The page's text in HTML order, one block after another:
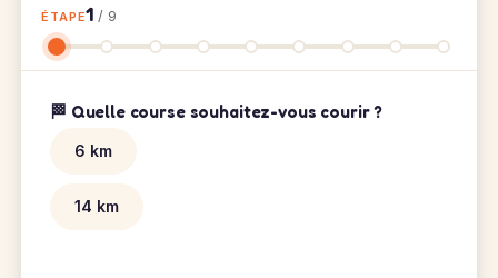
ÉTAPE1 / 9
🏁 Quelle course souhaitez-vous courir ?
6 km
14 km